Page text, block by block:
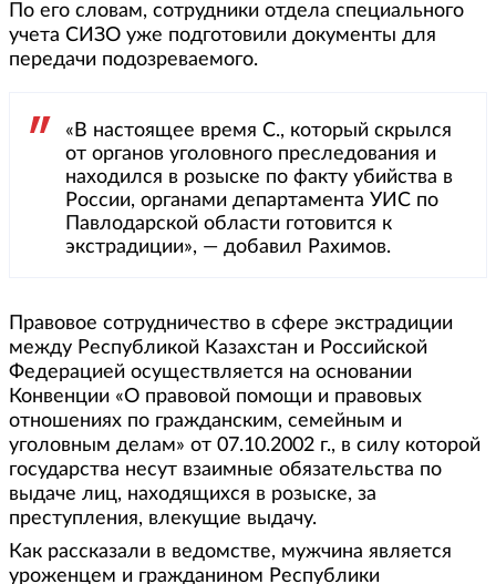
По его словам, сотрудники отдела специального
учета СИЗО уже подготовили документы для
передачи подозреваемого.
«В настоящее время С., который скрылся
от органов уголовного преследования и
находился в розыске по факту убийства в
России, органами департамента УИС по
Павлодарской области готовится к
экстрадиции», — добавил Рахимов.
Правовое сотрудничество в сфере экстрадиции
между Республикой Казахстан и Российской
Федерацией осуществляется на основании
Конвенции «О правовой помощи и правовых
отношениях по гражданским, семейным и
уголовным делам» от 07.10.2002 г., в силу которой
государства несут взаимные обязательства по
выдаче лиц, находящихся в розыске, за
преступления, влекущие выдачу.
Как рассказали в ведомстве, мужчина является
уроженцем и гражданином Республики